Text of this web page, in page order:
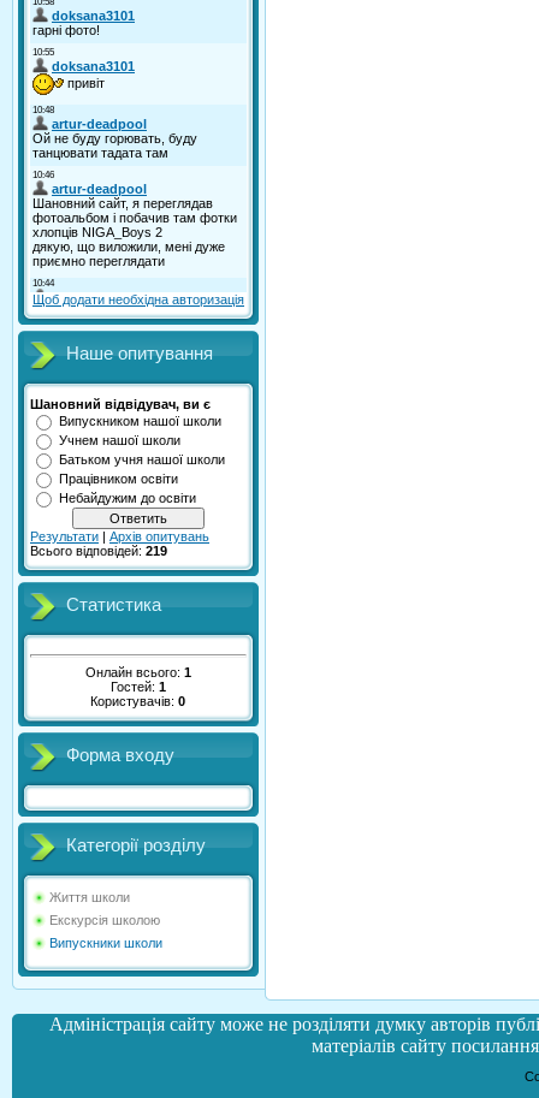
Щоб додати необхідна авторизація
Наше опитування
Шановний відвідувач, ви є
Випускником нашої школи
Учнем нашої школи
Батьком учня нашої школи
Працівником освіти
Небайдужим до освіти
Результати | Архів опитувань
Всього відповідей: 219
Статистика
Онлайн всього: 1
Гостей: 1
Користувачів:0
Форма входу
Категорії розділу
Життя школи
Екскурсія школою
Випускники школи
Адміністрація сайту може не розділяти думку авторів
матеріалів сайту